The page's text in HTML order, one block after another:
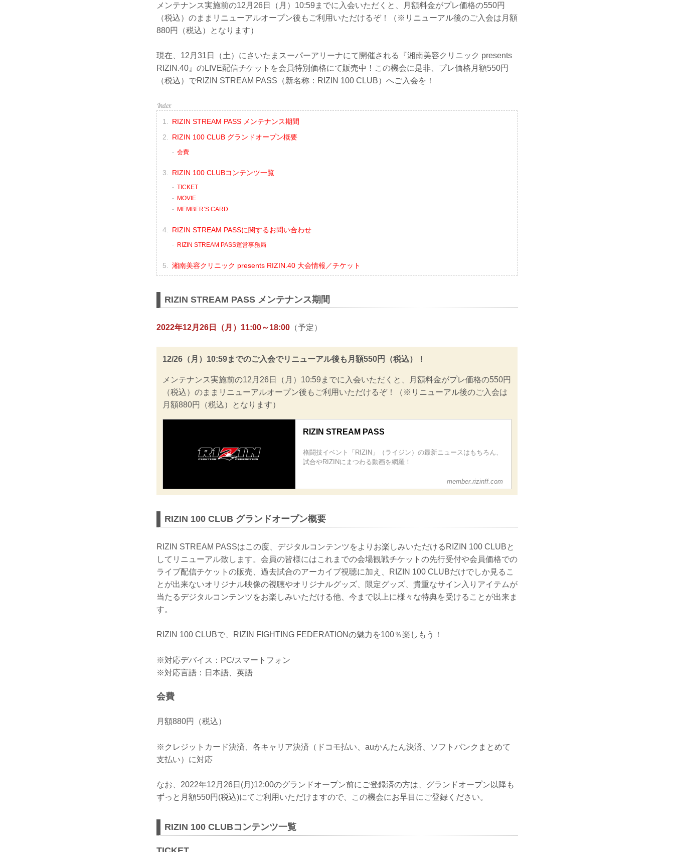
メンテナンス実施前の12月26日（月）10:59までに入会いただくと、月額料金がプレ価格の550円
（税込）のままリニューアルオープン後もご利用いただけるぞ！（※リニューアル後のご入会は月額
880円（税込）となります）
現在、12月31日（土）にさいたまスーパーアリーナにて開催される『湘南美容クリニック presents
RIZIN.40』のLIVE配信チケットを会員特別価格にて販売中！この機会に是非、プレ価格月額550円
（税込）でRIZIN STREAM PASS（新名称：RIZIN 100 CLUB）へご入会を！
RIZIN STREAM PASS メンテナンス期間
RIZIN 100 CLUB グランドオープン概要
会費
RIZIN 100 CLUBコンテンツ一覧
TICKET
MOVIE
MEMBER’S CARD
RIZIN STREAM PASSに関するお問い合わせ
RIZIN STREAM PASS運営事務局
湘南美容クリニック presents RIZIN.40 大会情報／チケット
RIZIN STREAM PASS メンテナンス期間
2022年12月26日（月）11:00～18:00 （予定）
12/26（月）10:59までのご入会でリニューアル後も月額550円（税込）！
メンテナンス実施前の12月26日（月）10:59までに入会いただくと、月額料金がプレ価格の550円
（税込）のままリニューアルオープン後もご利用いただけるぞ！（※リニューアル後のご入会は
月額880円（税込）となります）
RIZIN STREAM PASS
格闘技イベント「RIZIN」（ライジン）の最新ニュースはもちろん、
試合やRIZINにまつわる動画を網羅！
member.rizinff.com
RIZIN 100 CLUB グランドオープン概要
RIZIN STREAM PASSはこの度、デジタルコンテンツをよりお楽しみいただけるRIZIN 100 CLUBと
してリニューアル致します。会員の皆様にはこれまでの会場観戦チケットの先行受付や会員価格での
ライブ配信チケットの販売、過去試合のアーカイブ視聴に加え、RIZIN 100 CLUBだけでしか見るこ
とが出来ないオリジナル映像の視聴やオリジナルグッズ、限定グッズ、貴重なサイン入りアイテムが
当たるデジタルコンテンツをお楽しみいただける他、今まで以上に様々な特典を受けることが出来ま
す。
RIZIN 100 CLUBで、RIZIN FIGHTING FEDERATIONの魅力を100％楽しもう！
※対応デバイス：PC/スマートフォン
※対応言語：日本語、英語
会費
月額880円（税込）
※クレジットカード決済、各キャリア決済（ドコモ払い、auかんたん決済、ソフトバンクまとめて
支払い）に対応
なお、2022年12月26日(月)12:00のグランドオープン前にご登録済の方は、グランドオープン以降も
ずっと月額550円(税込)にてご利用いただけますので、この機会にお早目にご登録ください。
RIZIN 100 CLUBコンテンツ一覧